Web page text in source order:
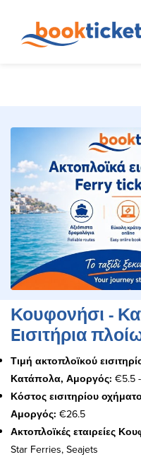
και εισιτήρια πλοίων
Κουφονήσι -
Eισιτήρια
Τιμή ακτοπλοϊκού
Κατάπολα, Αμοργός: €5.5
Κόστος εισιτηρίου
Αμοργός: €26.5
Ακτοπλοϊκές εταιρείες
Star Ferries, Seajets